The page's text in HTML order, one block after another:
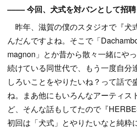
–––– 今回、犬式を対バンとして招
昨年、滋賀の僕のスタジオで『犬
んだんですよね。そこで「
magnon」とか昔から散々一緒にや
続けている同世代で、もう一度自分
しろいことをやりたいね？って話で
ね。まあ他にもいろんなアーティス
ど、そんな話もしてたので『
初回は「犬式」とやりたいなと純粋